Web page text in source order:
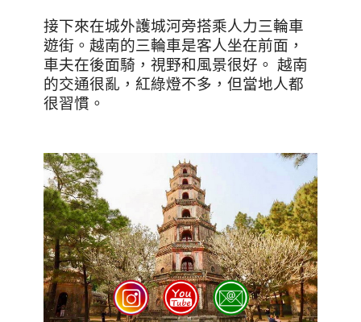
接下來在城外護城河旁搭乘人力三輪車
遊街。越南的三輪車是客人坐在前面，
車夫在後面騎，視野和風景很好。 越南
的交通很亂，紅綠燈不多，但當地人都
很習慣。